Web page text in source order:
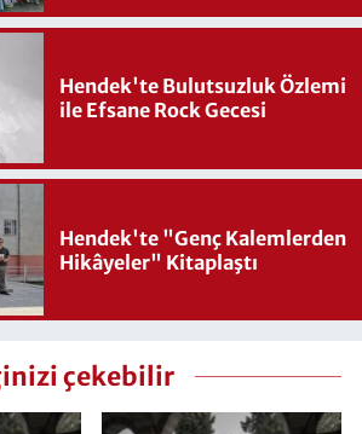
Hendek'te Bulutsuzluk Özlemi
ile Efsane Rock Gecesi
Hendek'te "Genç Kalemlerden
Hikâyeler" Kitaplaştı
çekebilir